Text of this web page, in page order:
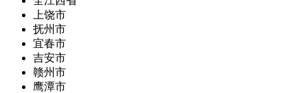
上饶市
抚州市
宜春市
吉安市
赣州市
鹰潭市